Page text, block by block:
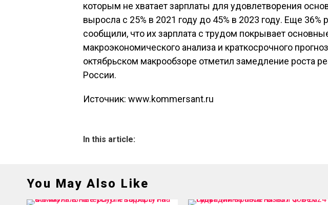
которым не хватает зарплаты для удовлетворения
выросла с 25% в 2021 году до 45% в 2023 году. Еще 36%
сообщили, что их зарплата с трудом покрывает
макроэкономического анализа и краткосрочного
октябрьском макрообзоре отметил замедление роста
России.
Источник: www.kommersant.ru
In this article:
You May Also Like